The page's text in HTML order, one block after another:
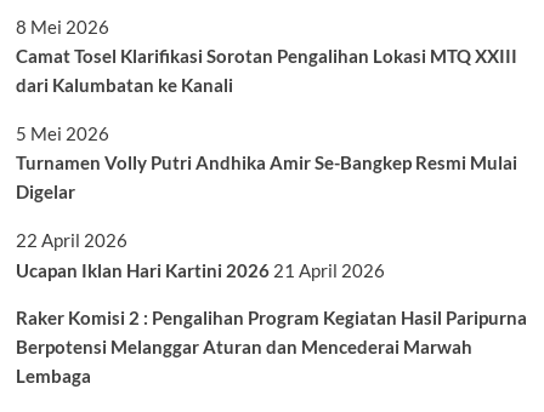
8 Mei 2026
Camat Tosel Klarifikasi Sorotan Pengalihan Lokasi MTQ XXIII
dari Kalumbatan ke Kanali
5 Mei 2026
Turnamen Volly Putri Andhika Amir Se-Bangkep Resmi Mulai
Digelar
22 April 2026
Ucapan Iklan Hari Kartini 2026 21 April 2026
Raker Komisi 2 : Pengalihan Program Kegiatan Hasil Paripurna
Berpotensi Melanggar Aturan dan Mencederai Marwah
Lembaga